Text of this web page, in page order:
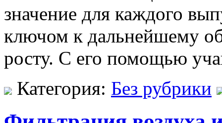
значение для каждого
ключом к дальнейшему
росту. С его помощью
Категория: Без рубрики